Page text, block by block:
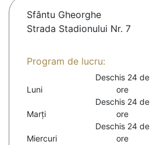
Sfântu Gheorghe
Strada Stadionului Nr. 7
Program de lucru:
Luni
Deschis 24 de
ore
Marți
Deschis 24 de
ore
Miercuri
Deschis 24 de
ore